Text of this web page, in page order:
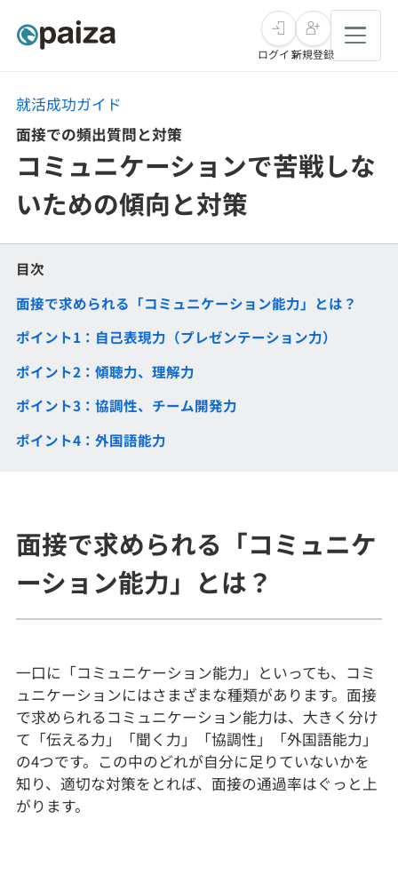
転職・キャリア
求人検索
インタビュー
転職成功ガイド
未経験転職
求人検索
インタビュー
新卒就活
求人検索
本選考
新卒エージェント
インタビュー
就活成功ガイド
学習
講座一覧
問題集
4択課題
プラン
法人向けプラン
学校向けプラン
契約内容・クーポン
スキルチェック
プログラミング言語
SQL
メディア
ログイン新規登録
就活成功ガイド
面接での頻出質問と対策
コミュニケーションで苦戦しな
いための傾向と対策
面接で求められる「コミュニケ
ーション能力」とは？
一口に「コミュニケーション能力」といっても、コミ
ュニケーションにはさまざまな種類があります。面接
で求められるコミュニケーション能力は、大きく分け
て「伝える力」「聞く力」「協調性」「外国語能力」
の4つです。この中のどれが自分に足りていないかを
知り、適切な対策をとれば、面接の通過率はぐっと上
がります。
目次
面接で求められる「コミュニケーション能力」とは？
ポイント1：自己表現力（プレゼンテーション力）
ポイント2：傾聴力、理解力
ポイント3：協調性、チーム開発力
ポイント4：外国語能力